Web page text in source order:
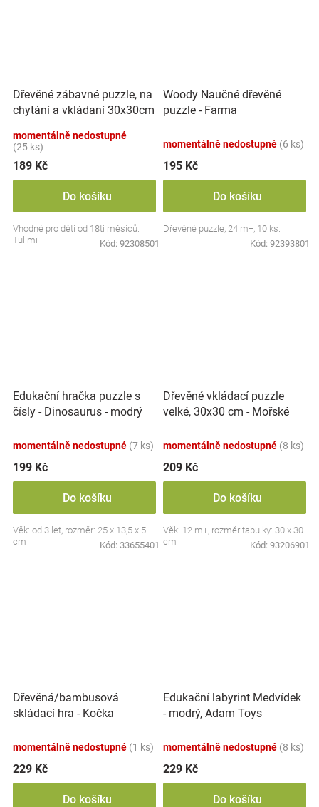
Dřevěné zábavné puzzle, na
chytání a vkládaní 30x30cm
momentálně nedostupné
(25 ks)
189 Kč
Do košíku
Vhodné pro děti od 18ti měsíců.
Tulimi
Kód: 92308501
Woody Naučné dřevěné
puzzle - Farma
momentálně nedostupné (6 ks)
195 Kč
Do košíku
Dřevěné puzzle, 24 m+, 10 ks.
Kód: 92393801
Edukační hračka puzzle s
čísly - Dinosaurus - modrý
momentálně nedostupné (7 ks)
199 Kč
Do košíku
Věk: od 3 let, rozměr: 25 x 13,5 x 5
cm
Kód: 33655401
Dřevěné vkládací puzzle
velké, 30x30 cm - Mořské
momentálně nedostupné (8 ks)
209 Kč
Do košíku
Věk: 12 m+, rozměr tabulky: 30 x 30
cm
Kód: 93206901
Dřevěná/bambusová
skládací hra - Kočka
momentálně nedostupné (1 ks)
229 Kč
Do košíku
Edukační labyrint Medvídek
- modrý, Adam Toys
momentálně nedostupné (8 ks)
229 Kč
Do košíku